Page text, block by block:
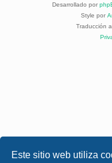
Este sitio web utiliza
Desarrollado por
Style por
Traducción